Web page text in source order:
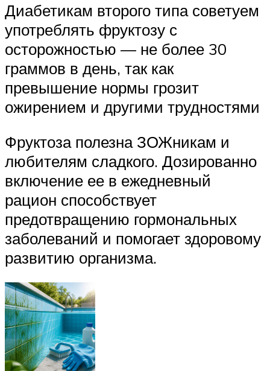
Диабетикам второго типа советуем
употреблять фруктозу с
осторожностью — не более 30
граммов в день, так как
превышение нормы грозит
ожирением и другими трудностями
Фруктоза полезна ЗОЖникам и
любителям сладкого. Дозированно
включение ее в ежедневный
рацион способствует
предотвращению гормональных
заболеваний и помогает здоровому
развитию организма.